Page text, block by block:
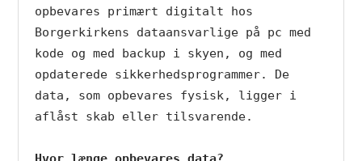
opbevares primært digitalt hos
Borgerkirkens dataansvarlige på pc med
kode og med backup i skyen, og med
opdaterede sikkerhedsprogrammer. De
data, som opbevares fysisk, ligger i
aflåst skab eller tilsvarende.